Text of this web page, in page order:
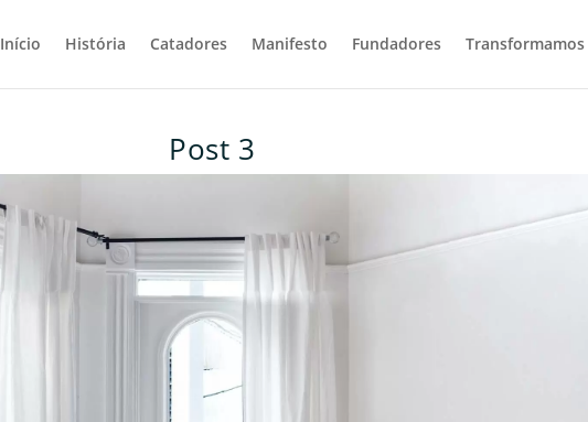
Início História Catadores Manifesto Fundadores Transformamos
Post 3